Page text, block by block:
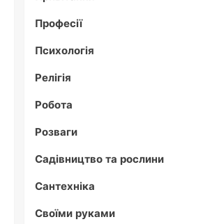
Професії
Психологія
Релігія
Робота
Розваги
Садівництво та рослини
Сантехніка
Своїми руками